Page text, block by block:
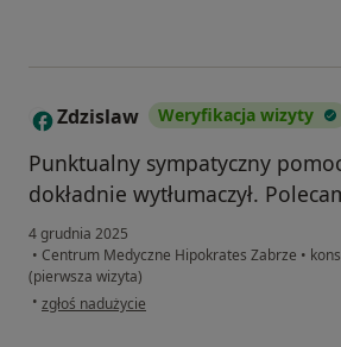
Z Zdzislaw Weryfikacja wizyty
Punktualny sympatyczny
dokładnie wytłumaczył.
4 grudnia 2025
• Centrum Medyczne Hipokrates Zabrze •
(pierwsza wizyta)
• w opinii użytkownika Zdzislaw
zgłoś nadużycie